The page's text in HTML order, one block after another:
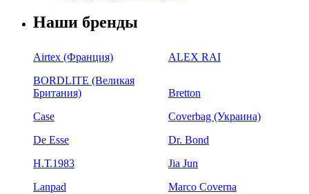
Наши бренды
Airtex (Франция)
ALEX RAI
BORDLITE (Великая
Британия)
Bretton
Case
Coverbag (Украина)
De Esse
Dr. Bond
H.Т.1983
Jia Jun
Lanpad
Marco Coverna